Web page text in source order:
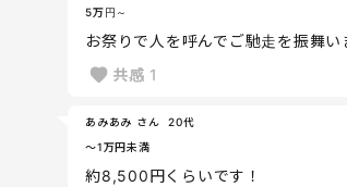
5万円～
お祭りで人を呼んでご馳走を振舞い
共感 1
あみあみ さん
20代
～1万円未満
約8,500円くらいです！